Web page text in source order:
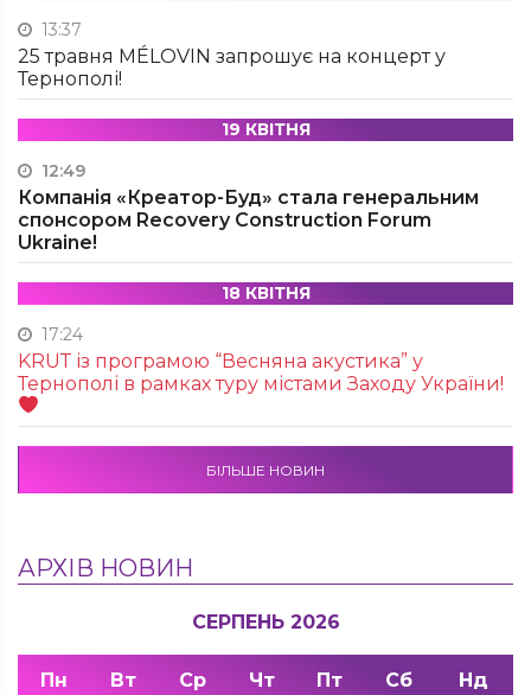
13:37
25 травня MÉLOVIN запрошує на концерт у
Тернополі!
19 КВІТНЯ
12:49
Компанія «Креатор-Буд» стала генеральним
спонсором Recovery Construction Forum
Ukraine!
18 КВІТНЯ
17:24
KRUТ із програмою “Весняна акустика” у
Тернополі в рамках туру містами Заходу України!
БІЛЬШЕ НОВИН
АРХІВ НОВИН
СЕРПЕНЬ 2026
Пн Вт Ср Чт Пт Сб Нд